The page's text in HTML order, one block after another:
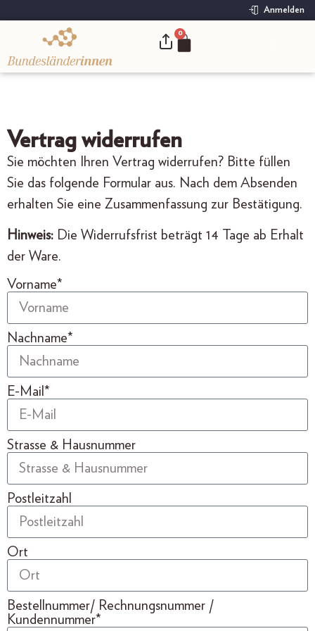
Anmelden
0
Vertrag widerrufen
Sie möchten Ihren Vertrag widerrufen? Bitte füllen
Sie das folgende Formular aus. Nach dem Absenden
erhalten Sie eine Zusammenfassung zur Bestätigung.
Hinweis: Die Widerrufsfrist beträgt 14 Tage ab Erhalt
der Ware.
Vorname*
Nachname*
E-Mail*
Strasse & Hausnummer
Postleitzahl
Ort
Bestellnummer/ Rechnungsnummer /
Kundennummer*